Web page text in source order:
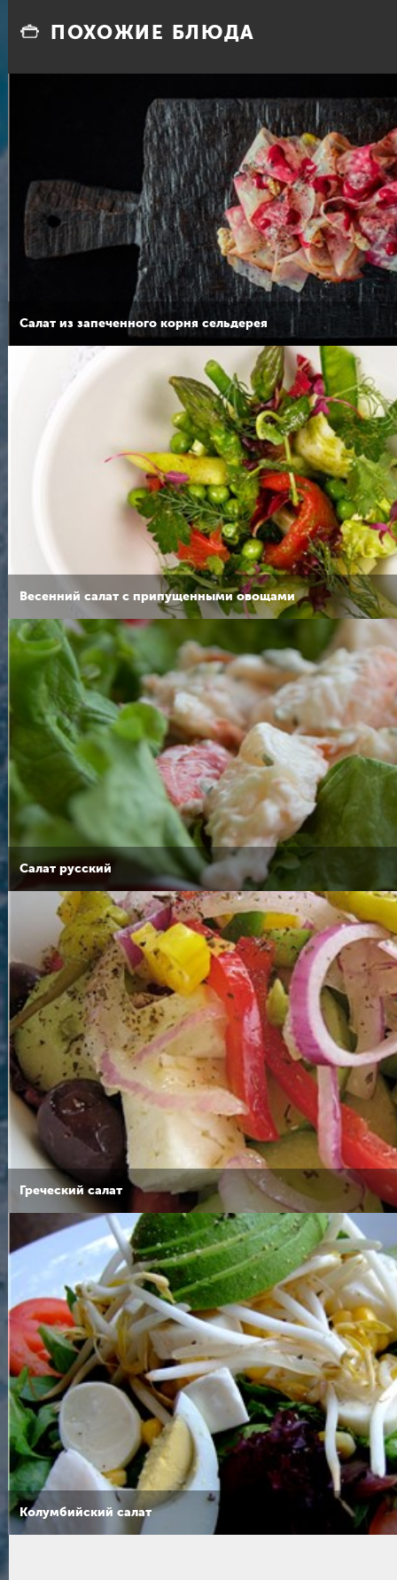
ПОХОЖИЕ БЛЮДА
Салат из запеченного корня сельдерея
Весенний салат с припущенными овощами
Салат русский
Греческий салат
Колумбийский салат